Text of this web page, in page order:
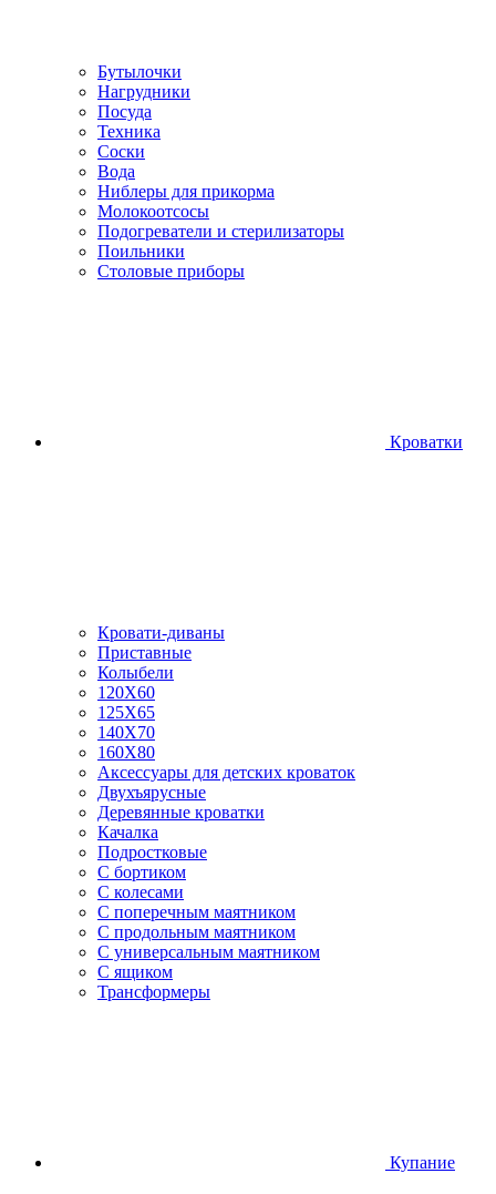
Бутылочки
Нагрудники
Посуда
Техника
Соски
Вода
Ниблеры для прикорма
Молокоотсосы
Подогреватели и стерилизаторы
Поильники
Столовые приборы
Кроватки
Кровати-диваны
Приставные
Колыбели
120Х60
125X65
140Х70
160Х80
Аксессуары для детских кроваток
Двухъярусные
Деревянные кроватки
Качалка
Подростковые
С бортиком
С колесами
С поперечным маятником
С продольным маятником
С универсальным маятником
С ящиком
Трансформеры
Купание